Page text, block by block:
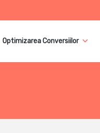
Optimizarea Conversiilor